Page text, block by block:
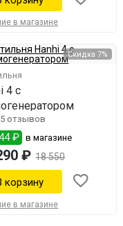
в магазине
Скидка 7%
4 с
5 отзывов
₽ в магазине
₽ 18 550
в магазине